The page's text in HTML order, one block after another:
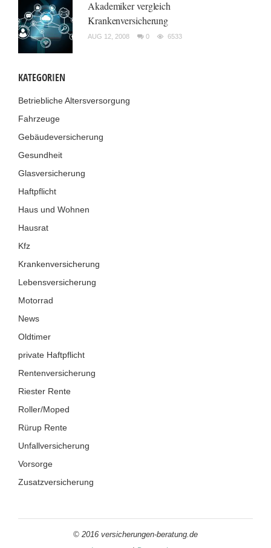
Akademiker vergleich
Krankenversicherung
AUG 12, 2008 0 6533
KATEGORIEN
Betriebliche Altersversorgung
Fahrzeuge
Gebäudeversicherung
Gesundheit
Glasversicherung
Haftpflicht
Haus und Wohnen
Hausrat
Kfz
Krankenversicherung
Lebensversicherung
Motorrad
News
Oldtimer
private Haftpflicht
Rentenversicherung
Riester Rente
Roller/Moped
Rürup Rente
Unfallversicherung
Vorsorge
Zusatzversicherung
© 2016 versicherungen-beratung.de